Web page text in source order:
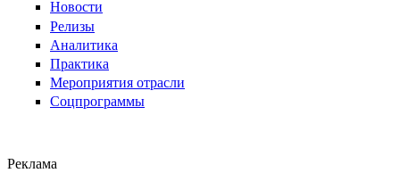
Новости
Релизы
Аналитика
Практика
Мероприятия отрасли
Соцпрограммы
Реклама